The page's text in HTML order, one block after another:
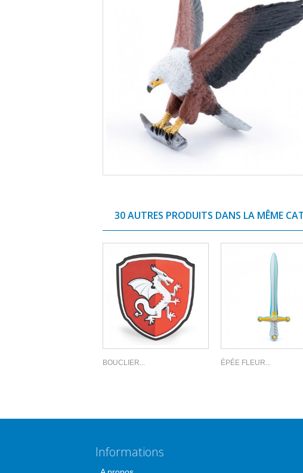
30 AUTRES PRODUITS DANS LA MÊME
BOUCLIER... ÉPÉE FLEUR...
Informations